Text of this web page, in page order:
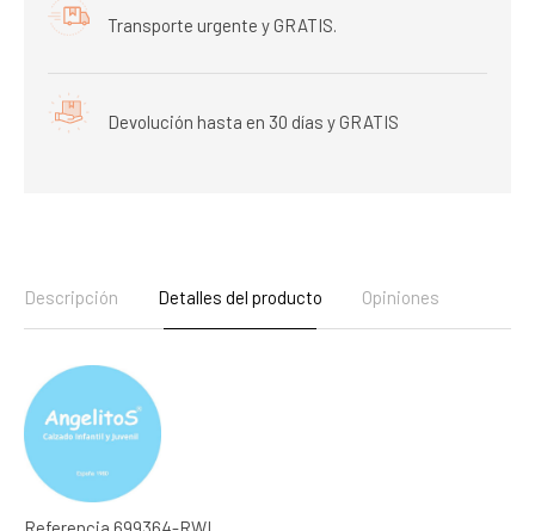
Transporte urgente y GRATIS.
Devolución hasta en 30 días y GRATIS
Descripción Detalles del producto Opiniones